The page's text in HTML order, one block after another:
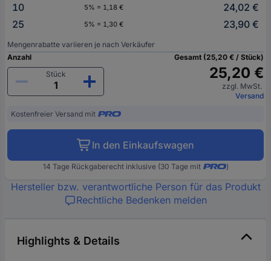
10
5% = 1,18 €
24,02 €
25
5% = 1,30 € 23,90 €
Mengenrabatte variieren je nach Verkäufer
Anzahl
Stück
Gesamt (25,20 € / Stück)
25,20 €
zzgl. MwSt.
Versand
Kostenfreier Versand mit
In den Einkaufswagen
14 Tage Rückgaberecht inklusive (30 Tage mit )
Hersteller bzw. verantwortliche Person für das Produkt
Rechtliche Bedenken melden
Highlights & Details